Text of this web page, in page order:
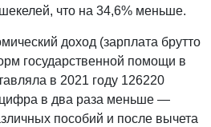
что на 34,6% меньше.
доход (зарплата брутто
государственной помощи в
в 2021 году 126220
в два раза меньше —
пособий и после вычета